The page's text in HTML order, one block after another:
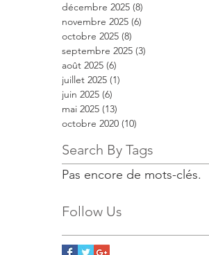
décembre 2025 (8)
novembre 2025 (6)
octobre 2025 (8)
septembre 2025 (3)
août 2025 (6)
juillet 2025 (1)
juin 2025 (6)
mai 2025 (13)
octobre 2020 (10)
Search By Tags
Pas encore de mots-clés.
Follow Us